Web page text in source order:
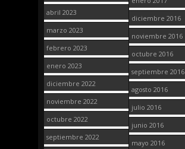
abril 2023
marzo 2023
febrero 2023
enero 2023
diciembre 2022
noviembre 2022
octubre 2022
septiembre 2022
diciembre 2016
noviembre 2016
octubre 2016
septiembre 2016
agosto 2016
julio 2016
junio 2016
mayo 2016